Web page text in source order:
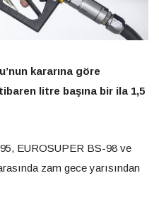
kararına göre
litre başına bir ila 1,5
EUROSUPER BS-98 ve
zam gece yarısından